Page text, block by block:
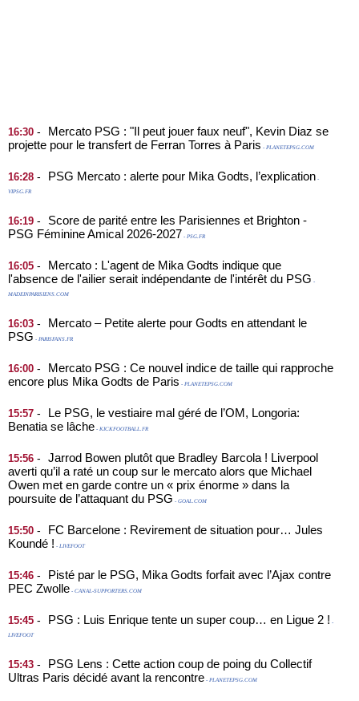
16:30 -
Mercato PSG : "Il peut jouer faux neuf", Kevin Diaz se
projette pour le transfert de Ferran Torres à Paris - PLANETEPSG.COM
16:28 - PSG Mercato : alerte pour Mika Godts, l’explication -
VIPSG.FR
16:19 -
Score de parité entre les Parisiennes et Brighton -
PSG Féminine Amical 2026-2027 - PSG.FR
16:05 -
Mercato : L'agent de Mika Godts indique que
l'absence de l'ailier serait indépendante de l'intérêt du PSG -
MADEINPARISIENS.COM
16:03 -
Mercato – Petite alerte pour Godts en attendant le
PSG - PARISFANS.FR
16:00 -
Mercato PSG : Ce nouvel indice de taille qui rapproche
encore plus Mika Godts de Paris - PLANETEPSG.COM
15:57 -
Le PSG, le vestiaire mal géré de l’OM, Longoria:
Benatia se lâche - KICKFOOTBALL.FR
15:56 -
Jarrod Bowen plutôt que Bradley Barcola ! Liverpool
averti qu’il a raté un coup sur le mercato alors que Michael
Owen met en garde contre un « prix énorme » dans la
poursuite de l’attaquant du PSG - GOAL.COM
15:50 -
FC Barcelone : Revirement de situation pour… Jules
Koundé ! - LIVEFOOT
15:46 -
Pisté par le PSG, Mika Godts forfait avec l’Ajax contre
PEC Zwolle - CANAL-SUPPORTERS.COM
15:45 - PSG : Luis Enrique tente un super coup… en Ligue 2 ! -
LIVEFOOT
15:43 -
PSG Lens : Cette action coup de poing du Collectif
Ultras Paris décidé avant la rencontre - PLANETEPSG.COM